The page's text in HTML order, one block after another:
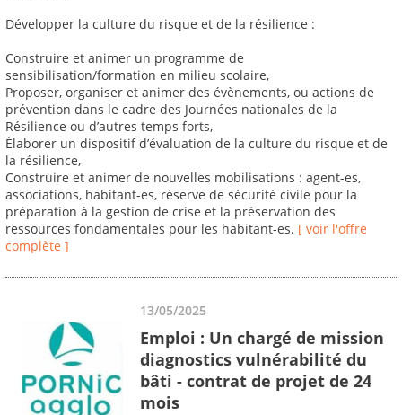
Développer la culture du risque et de la résilience :
Construire et animer un programme de
sensibilisation/formation en milieu scolaire,
Proposer, organiser et animer des évènements, ou actions de
prévention dans le cadre des Journées nationales de la
Résilience ou d’autres temps forts,
Élaborer un dispositif d’évaluation de la culture du risque et de
la résilience,
Construire et animer de nouvelles mobilisations : agent-es,
associations, habitant-es, réserve de sécurité civile pour la
préparation à la gestion de crise et la préservation des
ressources fondamentales pour les habitant-es. [ voir l'offre
complète ]
13/05/2025
Emploi : Un chargé de mission
diagnostics vulnérabilité du
bâti - contrat de projet de 24
mois